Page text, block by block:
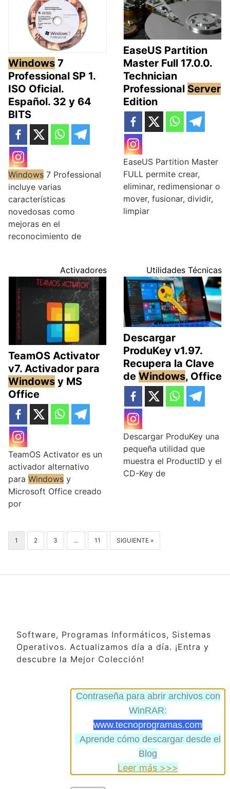
Windows 7
Professional SP 1.
ISO Oficial.
Español. 32 y 64
BITS
Windows 7 Professional
incluye varias
características
novedosas como
mejoras en el
reconocimiento de
EaseUS Partition
Master Full 17.0.0.
Technician
Professional Server
Edition
EaseUS Partition Master
FULL permite crear,
eliminar, redimensionar o
mover, fusionar, dividir,
limpiar
Activadores
TeamOS Activator
v7. Activador para
Windows y MS
Office
TeamOS Activator es un
activador alternativo
para Windows y
Microsoft Office creado
por
Utilidades Técnicas
Descargar
ProduKey v1.97.
Recupera la Clave
de Windows, Office
Descargar ProduKey una
pequeña utilidad que
muestra el ProductID y el
CD-Key de
1 2 3 … 11 SIGUIENTE »
Software, Programas Informáticos, Sistemas
Operativos. Actualizamos día a día. ¡Entra y
descubre la Mejor Colección!
Contraseña para abrir archivos con
WinRAR:
www.tecnoprogramas.com
Aprende cómo descargar desde el
Blog
Leer más >>>